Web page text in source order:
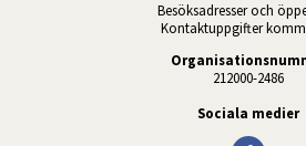
Besöksadresser och
Kontaktuppgifter
212000-2486
Sociala medier